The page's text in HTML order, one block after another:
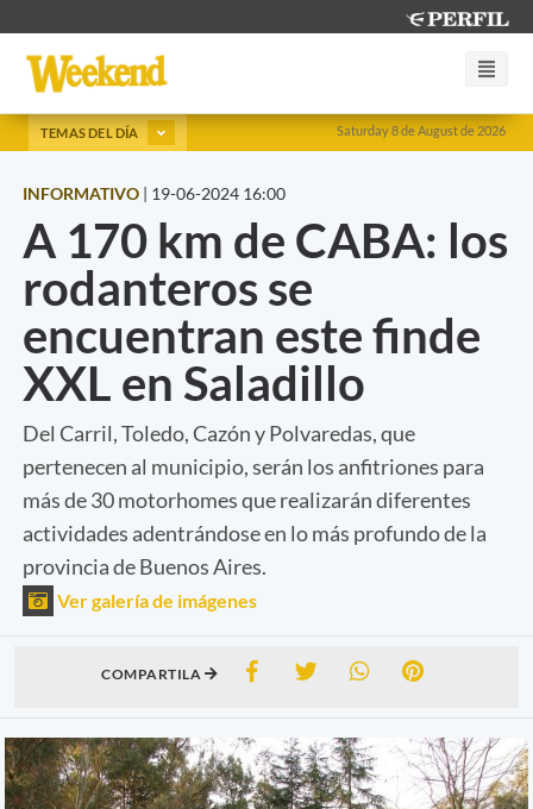
Saturday 8 de August de 2026
TEMAS DEL DÍA
INFORMATIVO | 19-06-2024 16:00
A 170 km de CABA: los
rodanteros se
encuentran este finde
XXL en Saladillo
Del Carril, Toledo, Cazón y Polvaredas, que
pertenecen al municipio, serán los anfitriones para
más de 30 motorhomes que realizarán diferentes
actividades adentrándose en lo más profundo de la
provincia de Buenos Aires.
Ver galería de imágenes
COMPARTILA